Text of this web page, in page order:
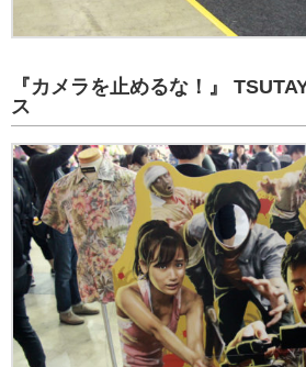
『カメラを止めるな！』
ス